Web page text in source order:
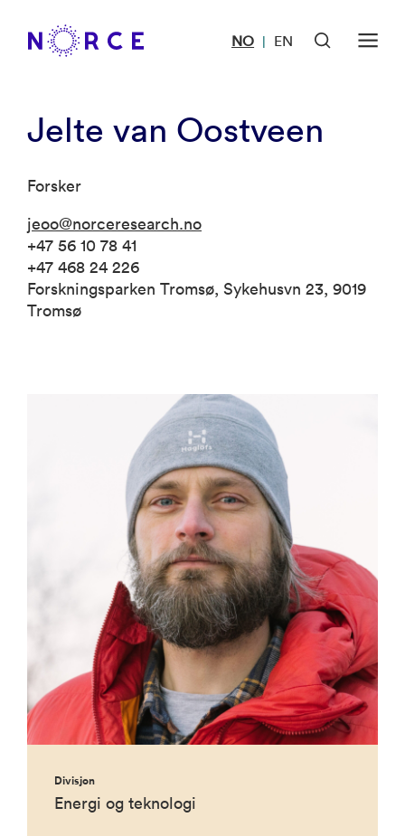
NO | EN
Jelte van Oostveen
Forsker
jeoo@norceresearch.no
+47 56 10 78 41
+47 468 24 226
Forskningsparken Tromsø, Sykehusvn 23, 9019
Tromsø
Divisjon
Energi og teknologi